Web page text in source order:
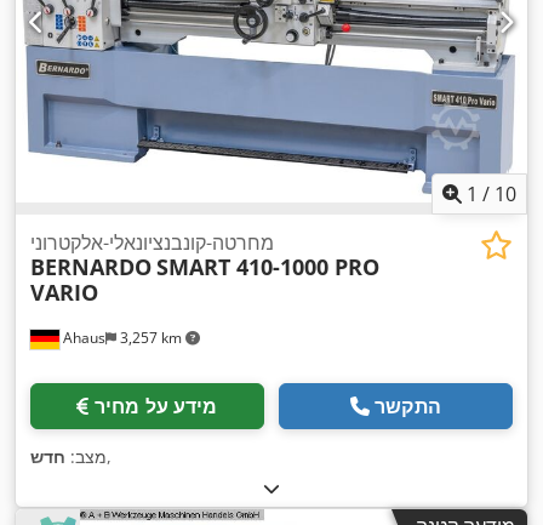
1 / 10
Ahaus 3,257 km
מחרטה-קונבנציונאלי-אלקטרוני
BERNARDOSMART 410-1000 PRO
VARIO
מידע על מחיר התקשר
מצב: חדש ,